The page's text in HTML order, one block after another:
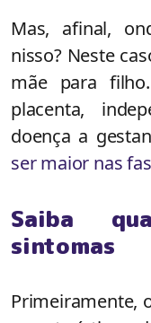
Mas, afinal,
nisso? Neste
mãe para
placenta,
doença a
ser maior nas
Saiba
sintomas
Primeiramente,